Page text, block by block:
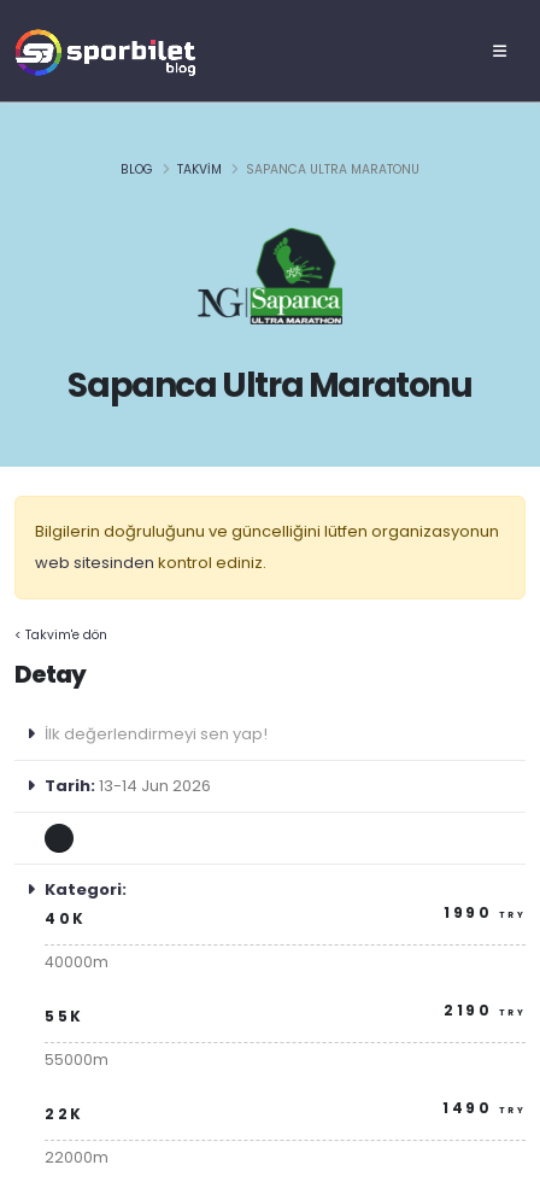
Sapanca Ultra Maratonu
BLOG TAKVIM SAPANCA ULTRA MARATONU
Bilgilerin doğruluğunu ve güncelliğini lütfen organizasyonun
web sitesinden kontrol ediniz.
< Takvim'e dön
Detay
İlk değerlendirmeyi sen yap!
Tarih:13-14 Jun 2026
Kategori:
40K 1990 TRY
40000m
55K 2190 TRY
55000m
22K 1490 TRY
22000m